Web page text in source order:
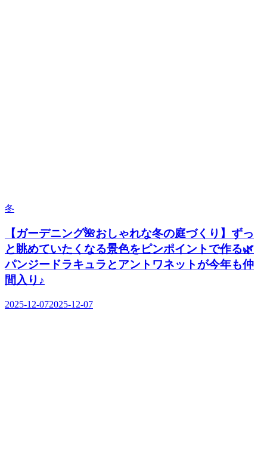
冬
【ガーデニング🌺おしゃれな冬の庭づくり】ずっ
と眺めていたくなる景色をピンポイントで作る🌿
パンジードラキュラとアントワネットが今年も仲
間入り♪
2025-12-072025-12-07